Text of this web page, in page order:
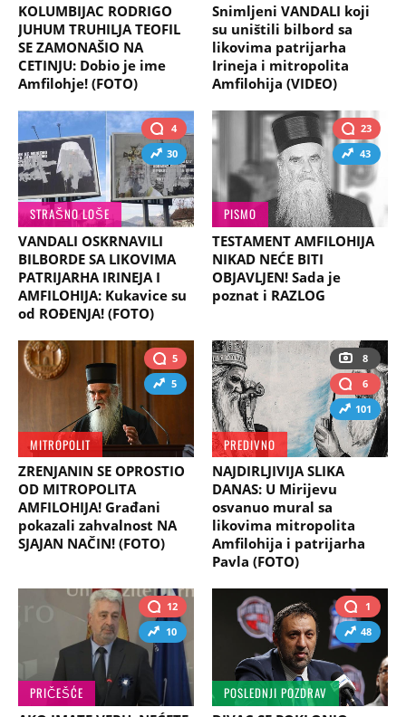
KOLUMBIJAC RODRIGO
JUHUM TRUHILJA TEOFIL
SE ZAMONAŠIO NA
CETINJU: Dobio je ime
Amfilohje! (FOTO)
Snimljeni VANDALI koji
su uništili bilbord sa
likovima patrijarha
Irineja i mitropolita
Amfilohija (VIDEO)
4
30
STRAŠNO LOŠE
VANDALI OSKRNAVILI
BILBORDE SA LIKOVIMA
PATRIJARHA IRINEJA I
AMFILOHIJA: Kukavice su
od ROĐENJA! (FOTO)
23
43
PISMO
TESTAMENT AMFILOHIJA
NIKAD NEĆE BITI
OBJAVLJEN! Sada je
poznat i RAZLOG
5
5
MITROPOLIT
ZRENJANIN SE OPROSTIO
OD MITROPOLITA
AMFILOHIJA! Građani
pokazali zahvalnost NA
SJAJAN NAČIN! (FOTO)
8
6
101
PREDIVNO
NAJDIRLJIVIJA SLIKA
DANAS: U Mirijevu
osvanuo mural sa
likovima mitropolita
Amfilohija i patrijarha
Pavla (FOTO)
12
10
PRIČEŠĆE
1
48
POSLEDNJI POZDRAV